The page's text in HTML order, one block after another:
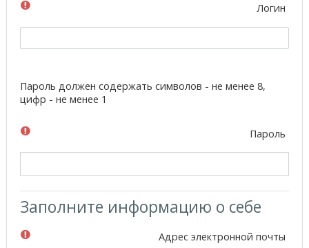
Логин
Пароль должен содержать символов - не менее 8,
цифр - не менее 1
Пароль
Заполните информацию о себе
Адрес электронной почты